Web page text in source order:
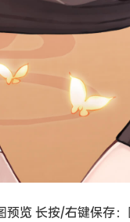
预览 长按/右键保存